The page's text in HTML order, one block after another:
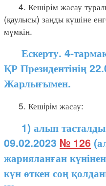
4. Кешірім жасау туралы
(қаулысы) заңды күшіне
мүмкін.
Ескерту. 4-
ҚР Президентінің
Жарлығымен.
5. Кешiрiм жасау:
1) алып тасталды
09.02.2023 № 126
жарияланған
күн өткен соң